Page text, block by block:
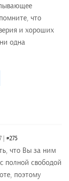
что
и хороших
одна
| #275
что Вы за ним
полной свободой
поэтому